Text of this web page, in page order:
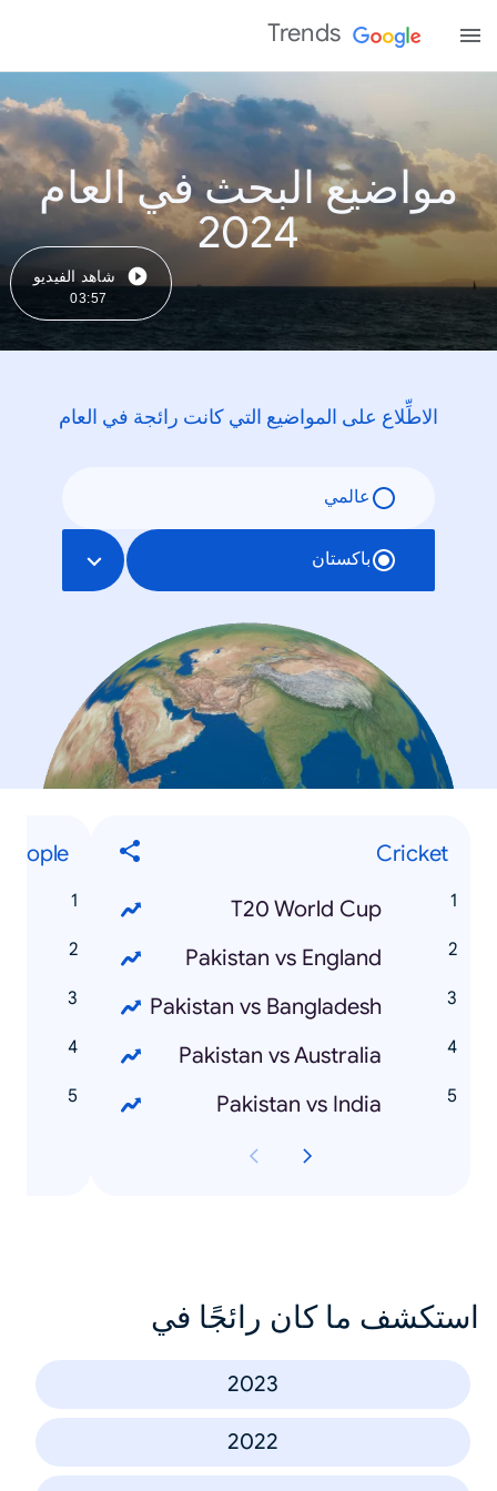
Trends
مواضيع البحث في العام
2024
شاهد الفيديو
03:57
الاطِّلاع على المواضيع التي كانت رائجة في العام
عالمي
باكستان
Cricket
T20 World Cup
Pakistan vs England
Pakistan vs Bangladesh
Pakistan vs Australia
Pakistan vs India
People
استكشف ما كان رائجًا في
2023
2022